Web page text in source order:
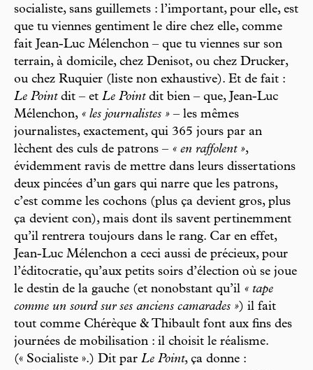
socialiste, sans guillemets : l’important, pour elle, est
que tu viennes gentiment le dire chez elle, comme
fait Jean-Luc Mélenchon – que tu viennes sur son
terrain, à domicile, chez Denisot, ou chez Drucker,
ou chez Ruquier (liste non exhaustive). Et de fait :
Le Pointdit – et Le Pointdit bien – que, Jean-Luc
Mélenchon, « les journalistes » – les mêmes
journalistes, exactement, qui 365 jours par an
lèchent des culs de patrons – « en raffolent »,
évidemment ravis de mettre dans leurs dissertations
deux pincées d’un gars qui narre que les patrons,
c’est comme les cochons (plus ça devient gros, plus
ça devient con), mais dont ils savent pertinemment
qu’il rentrera toujours dans le rang. Car en effet,
Jean-Luc Mélenchon a ceci aussi de précieux, pour
l’éditocratie, qu’aux petits soirs d’élection où se joue
le destin de la gauche (et nonobstant qu’il « tape
comme un sourd sur ses anciens camarades ») il fait
tout comme Chérèque & Thibault font aux fins des
journées de mobilisation : il choisit le réalisme.
(« Socialiste ».) Dit par Le Point, ça donne :